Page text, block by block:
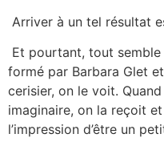
Arriver à un tel résultat
Et pourtant, tout
formé par Barbara Glet
cerisier, on le voit.
imaginaire, on la reçoit et
l’impression d’être un